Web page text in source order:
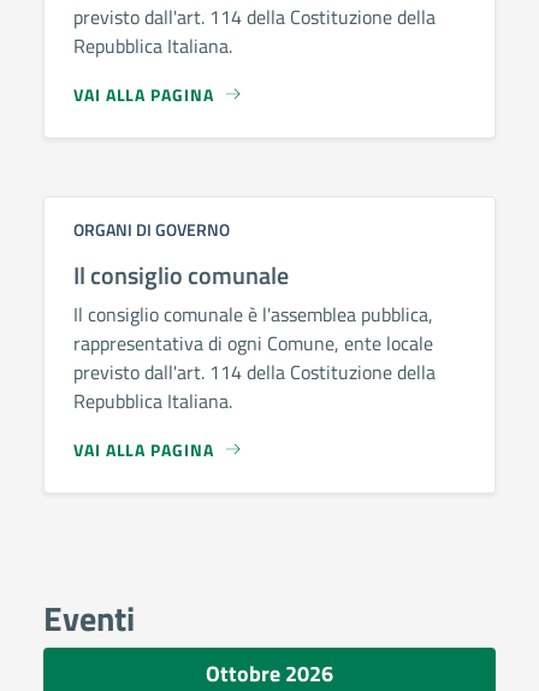
previsto dall'art. 114 della Costituzione della
Repubblica Italiana.
VAI ALLA PAGINA
ORGANI DI GOVERNO
Il consiglio comunale
Il consiglio comunale è l'assemblea pubblica,
rappresentativa di ogni Comune, ente locale
previsto dall'art. 114 della Costituzione della
Repubblica Italiana.
VAI ALLA PAGINA
Eventi
Ottobre 2026